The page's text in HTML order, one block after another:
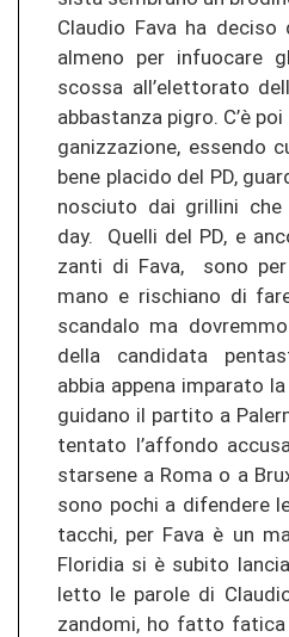
Clau­dio Fava ha de­ci­so
al­me­no per in­f­uo­ca­re
scos­sa all’elet­to­ra­to
ab­bas­tan­za pigro. C’è
ga­ni­z­za­zio­ne, es­sen­do
bene pla­ci­do del PD,
nos­ciu­to dai gril­li­ni
day. Quel­li del PD, e
zan­ti di Fava, sono
mano e ris­chia­no di
scan­da­lo ma
della can­di­da­ta
abbia ap­pe­na im­pa­ra­to
gui­da­no il par­ti­to a
ten­ta­to l’af­fon­do
star­se­ne a Roma o a
sono pochi a di­fen­de­re
tac­chi, per Fava è un
Flo­ri­dia si è sub­ito
letto le par­ole di
zan­do­mi, ho fatto